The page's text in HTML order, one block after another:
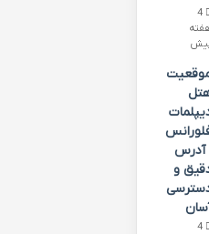
4
آدرس
و
4